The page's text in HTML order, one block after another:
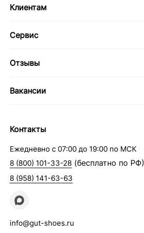
Клиентам
Сервис
Отзывы
Вакансии
Контакты
Ежедневно с 07:00 до 19:00 по МСК
8 (800) 101-33-28 (бесплатно по РФ)
8 (958) 141-63-63
info@gut-shoes.ru